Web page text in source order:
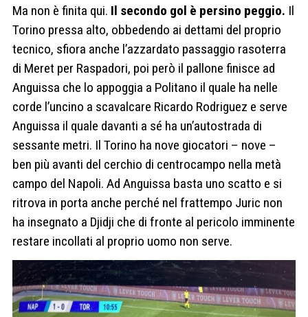
Ma non è finita qui. Il secondo gol è persino peggio. Il
Torino pressa alto, obbedendo ai dettami del proprio
tecnico, sfiora anche l’azzardato passaggio rasoterra
di Meret per Raspadori, poi però il pallone finisce ad
Anguissa che lo appoggia a Politano il quale ha nelle
corde l’uncino a scavalcare Ricardo Rodriguez e serve
Anguissa il quale davanti a sé ha un’autostrada di
sessante metri. Il Torino ha nove giocatori – nove –
ben più avanti del cerchio di centrocampo nella metà
campo del Napoli. Ad Anguissa basta uno scatto e si
ritrova in porta anche perché nel frattempo Juric non
ha insegnato a Djidji che di fronte al pericolo imminente
restare incollati al proprio uomo non serve.